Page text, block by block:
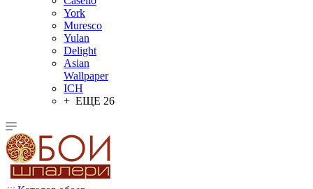
York
Muresco
Yulan
Delight
Asian
Wallpaper
ICH
+ ЕЩЕ 26